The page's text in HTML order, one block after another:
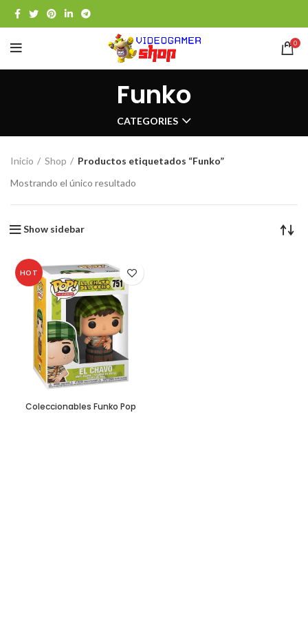
0
Funko
CATEGORIES
Inicio Shop
Productos etiquetados “Funko”
Mostrando el único resultado
Show sidebar
HOT
Coleccionables Funko Pop